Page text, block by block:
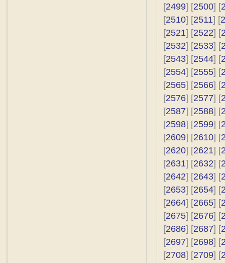
[2499] [2500] [
[2510] [2511] [
[2521] [2522] [
[2532] [2533] [
[2543] [2544] [
[2554] [2555] [
[2565] [2566] [
[2576] [2577] [
[2587] [2588] [
[2598] [2599] [
[2609] [2610] [
[2620] [2621] [
[2631] [2632] [
[2642] [2643] [
[2653] [2654] [
[2664] [2665] [
[2675] [2676] [
[2686] [2687] [
[2697] [2698] [
[2708] [2709] [